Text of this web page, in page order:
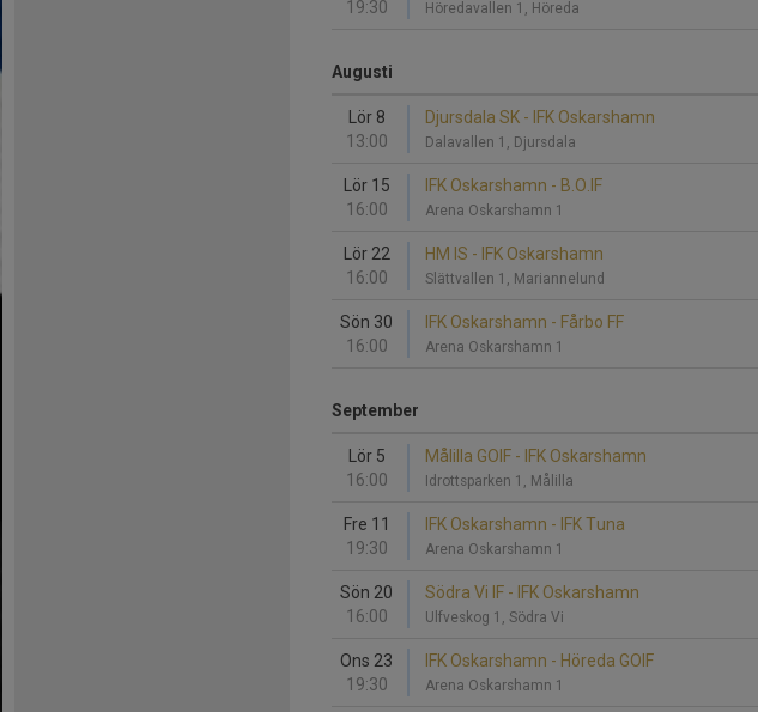
19:30
Höredavallen 1, Höreda
Augusti
Lör 8
13:00
Djursdala SK - IFK Oskarshamn
Dalavallen 1, Djursdala
Lör 15
16:00
IFK Oskarshamn - B.O.IF
Arena Oskarshamn 1
Lör 22
16:00
HM IS - IFK Oskarshamn
Slättvallen 1, Mariannelund
Sön 30
16:00
IFK Oskarshamn - Fårbo FF
Arena Oskarshamn 1
September
Lör 5
16:00
Målilla GOIF - IFK Oskarshamn
Idrottsparken 1, Målilla
Fre 11
19:30
IFK Oskarshamn - IFK Tuna
Arena Oskarshamn 1
Sön 20
16:00
Södra Vi IF - IFK Oskarshamn
Ulfveskog 1, Södra Vi
Ons 23
19:30
IFK Oskarshamn - Höreda GOIF
Arena Oskarshamn 1